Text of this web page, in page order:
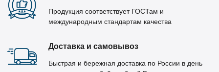
Продукция соответствует ГОСТам и
международным стандартам качества
Доставка и самовывоз
Быстрая и бережная доставка по России в день